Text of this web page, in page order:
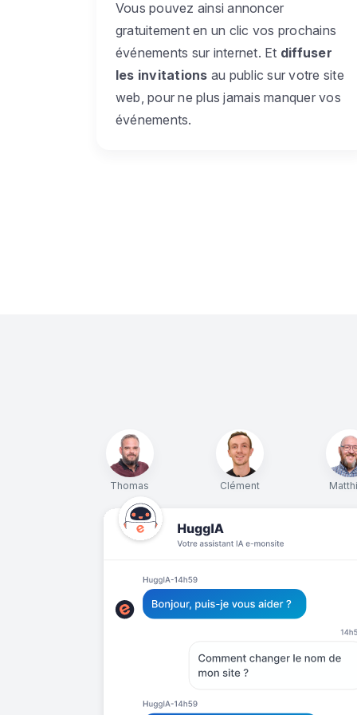
Vous pouvez ainsi annoncer
gratuitement en un clic vos prochains
événements sur internet. Et diffuser
les invitations au public sur votre site
web, pour ne plus jamais manquer vos
événements.
Thomas Clément